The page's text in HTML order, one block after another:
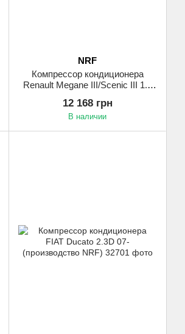
NRF
Компрессор кондиционера
Renault Megane III/Scenic III 1.5
12 168 грн
В наличии